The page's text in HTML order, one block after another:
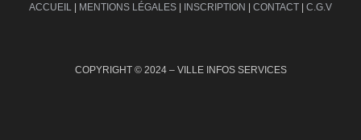
ACCUEIL | MENTIONS LÉGALES | INSCRIPTION | CONTACT | C.G.V
COPYRIGHT © 2024 – VILLE INFOS SERVICES